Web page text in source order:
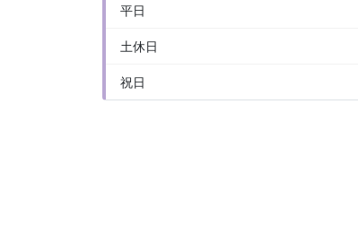
平日
土休日
祝日